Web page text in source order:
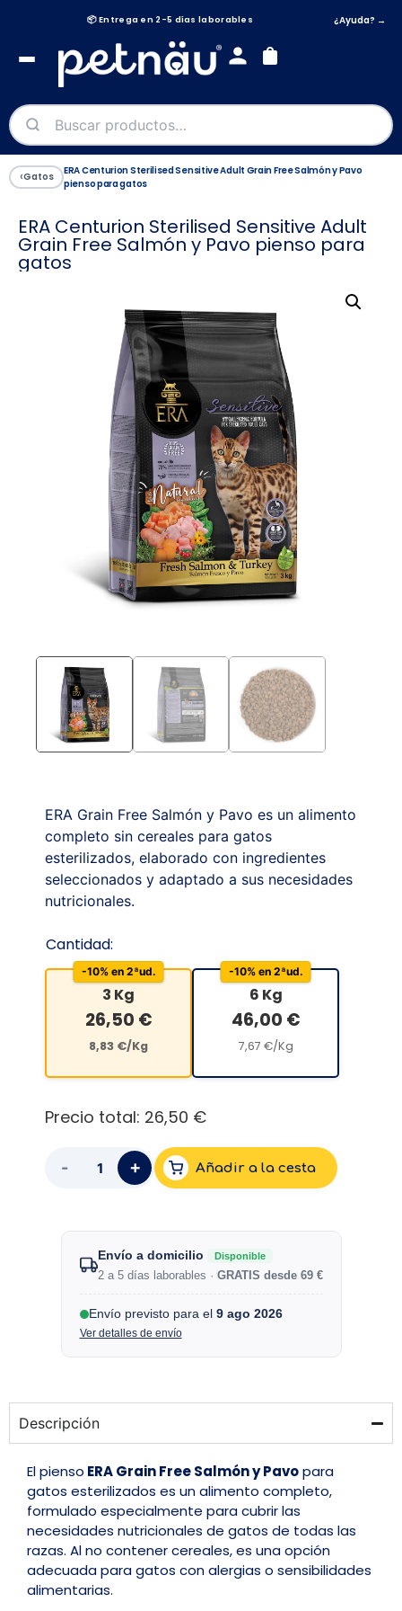
📦 Entrega en 2-5 días laborables
🫂 Síguenos en @petnau_es ¿Ayuda? →
‹Gatos
ERA Centurion Sterilised Sensitive Adult Grain Free Salmón y Pavo
pienso para gatos
ERA Centurion Sterilised Sensitive Adult
Grain Free Salmón y Pavo pienso para
gatos
ERA Grain Free Salmón y Pavo es un alimento
completo sin cereales para gatos
esterilizados, elaborado con ingredientes
seleccionados y adaptado a sus necesidades
nutricionales.
Cantidad:
-10% en 2ªud.
3 Kg
26,50 €
8,83 €/Kg
-10% en 2ªud.
6 Kg
46,00 €
7,67 €/Kg
Precio total: 26,50 €
- + Añadir a la cesta
Envío a domicilio Disponible
2 a 5 días laborables · GRATIS desde 69 €
Envío previsto para el 9 ago 2026
Ver detalles de envío
Descripción
El pienso ERA Grain Free Salmón y Pavopara
gatos esterilizados es un alimento completo,
formulado especialmente para cubrir las
necesidades nutricionales de gatos de todas las
razas. Al no contener cereales, es una opción
adecuada para gatos con alergias o sensibilidades
alimentarias.